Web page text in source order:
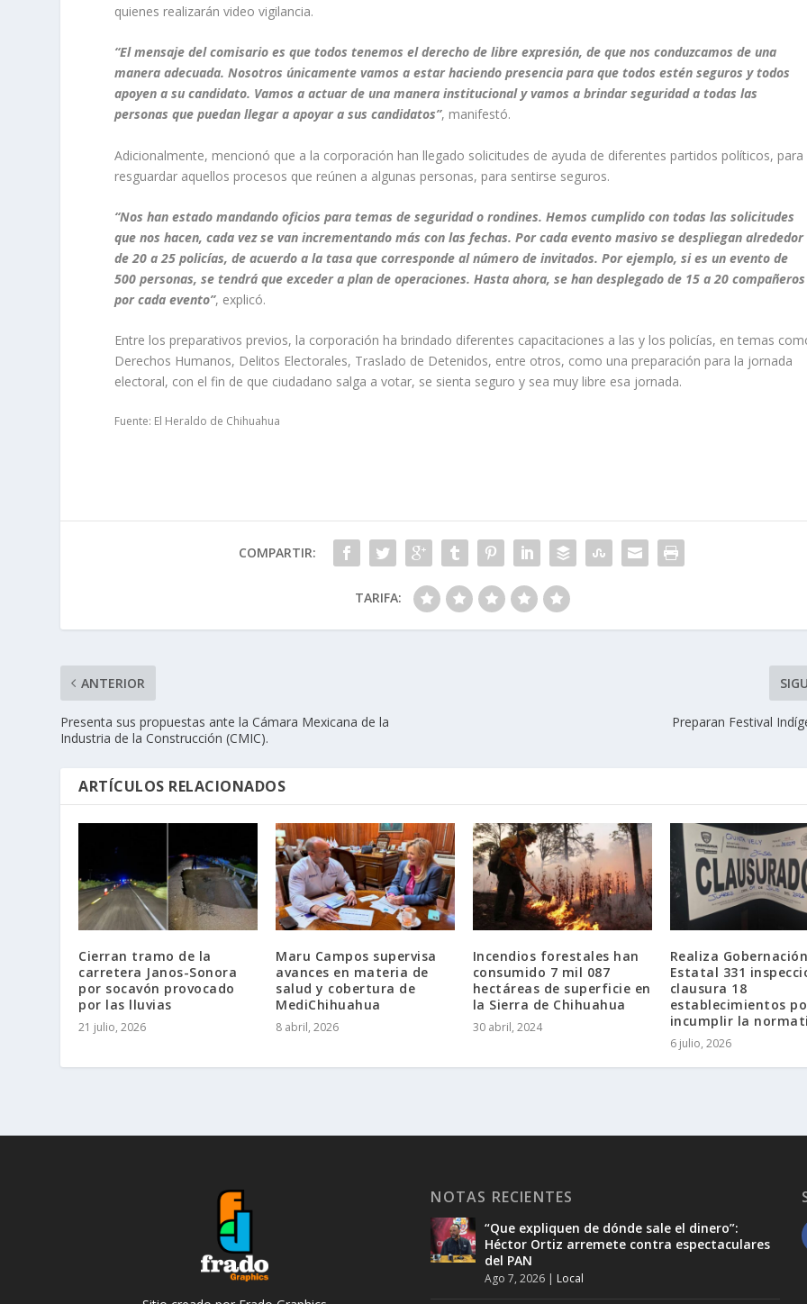
quienes realizarán video vigilancia.
“El mensaje del comisario es que todos tenemos el derecho de libre expresión, de que nos conduzcamos de una
manera adecuada. Nosotros únicamente vamos a estar haciendo presencia para que todos estén seguros y todos
apoyen a su candidato. Vamos a actuar de una manera institucional y vamos a brindar seguridad a todas las
personas que puedan llegar a apoyar a sus candidatos”, manifestó.
Adicionalmente, mencionó que a la corporación han llegado solicitudes de ayuda de diferentes partidos políticos, para
resguardar aquellos procesos que reúnen a algunas personas, para sentirse seguros.
“Nos han estado mandando oficios para temas de seguridad o rondines. Hemos cumplido con todas las solicitudes
que nos hacen, cada vez se van incrementando más con las fechas. Por cada evento masivo se despliegan alrededor
de 20 a 25 policías, de acuerdo a la tasa que corresponde al número de invitados. Por ejemplo, si es un evento de
500 personas, se tendrá que exceder a plan de operaciones. Hasta ahora, se han desplegado de 15 a 20 compañeros
por cada evento”, explicó.
Entre los preparativos previos, la corporación ha brindado diferentes capacitaciones a las y los policías, en temas
Derechos Humanos, Delitos Electorales, Traslado de Detenidos, entre otros, como una preparación para la jornada
electoral, con el fin de que ciudadano salga a votar, se sienta seguro y sea muy libre esa jornada.
Fuente: El Heraldo de Chihuahua
COMPARTIR:
TARIFA:
ANTERIOR
Presenta sus propuestas ante la Cámara Mexicana de la
Industria de la Construcción (CMIC).
Preparan Festival
ARTÍCULOS RELACIONADOS
Cierran tramo de la
carretera Janos-Sonora
por socavón provocado
por las lluvias
21 julio, 2026
Maru Campos supervisa
avances en materia de
salud y cobertura de
MediChihuahua
8 abril, 2026
Incendios forestales han
consumido 7 mil 087
hectáreas de superficie en
la Sierra de Chihuahua
30 abril, 2024
Realiza
Estatal 331
clausura 18
establecimientos
incumplir la
6 julio, 2026
NOTAS RECIENTES
“Que expliquen de dónde sale el dinero”:
Héctor Ortiz arremete contra espectaculares
del PAN
Ago 7, 2026 | Local